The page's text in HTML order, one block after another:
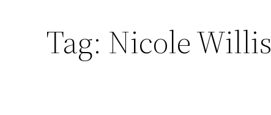
Tag: Nicole Willis